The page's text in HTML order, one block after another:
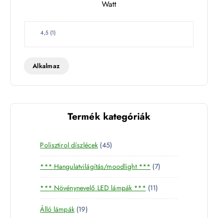
Watt
W
t
4,5 (1)
Alkalmaz
Termék kategóriák
Polisztirol díszlécek 454
5
t
e
r
m
*** Hangulatvilágítás/moodlight *** 77
t
r
*** Növénynevelő LED lámpák *** 111
1
Álló lámpák 191